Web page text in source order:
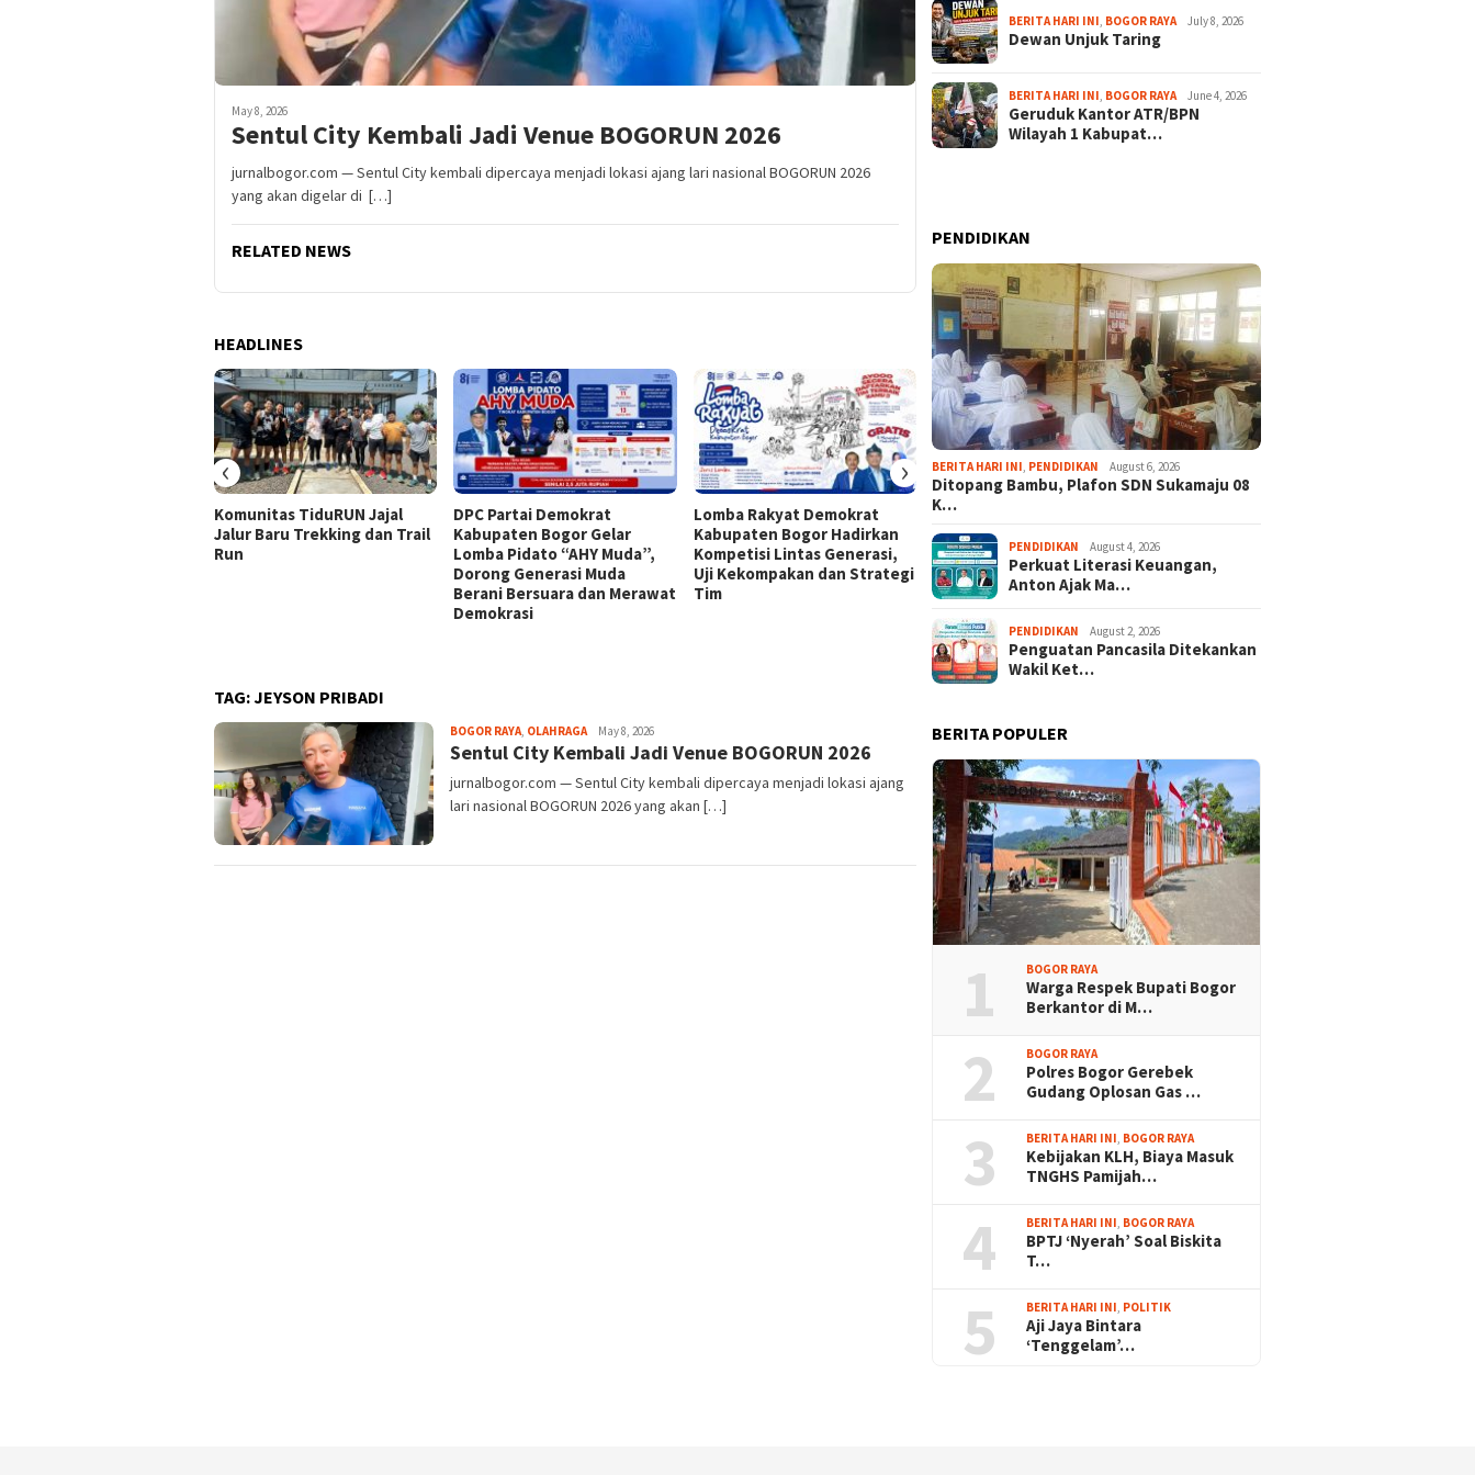
May 8, 2026
Sentul City Kembali Jadi Venue BOGORUN 2026
jurnalbogor.com — Sentul City kembali dipercaya menjadi lokasi ajang lari nasional BOGORUN 2026
yang akan digelar di […]
RELATED NEWS
HEADLINES
Komunitas TiduRUN Jajal
Jalur Baru Trekking dan Trail
Run
DPC Partai Demokrat
Kabupaten Bogor Gelar
Lomba Pidato “AHY Muda”,
Dorong Generasi Muda
Berani Bersuara dan Merawat
Demokrasi
Lomba Rakyat Demokrat
Kabupaten Bogor Hadirkan
Kompetisi Lintas Generasi,
Uji Kekompakan dan Strategi
Tim
Keren! Dua Desa Wisata
Kabupaten Bogor Tembus
Top 15 Jawa Barat
‹ ›
TAG:JEYSON PRIBADI
BOGOR RAYA, OLAHRAGAAga
Alamanda
May 8, 2026
Sentul City Kembali Jadi Venue BOGORUN 2026
jurnalbogor.com — Sentul City kembali dipercaya menjadi lokasi ajang
lari nasional BOGORUN 2026 yang akan […]
BERITA HARI INI BOGOR RAYA July 8, 2026
Dewan Unjuk Taring
BERITA HARI INI BOGOR RAYA June 4, 2026
Geruduk Kantor ATR/BPN
Wilayah 1 Kabupat…
PENDIDIKAN
BERITA HARI INI PENDIDIKAN August 6, 2026
Ditopang Bambu, Plafon SDN Sukamaju 08
K…
PENDIDIKAN August 4, 2026
Perkuat Literasi Keuangan,
Anton Ajak Ma…
PENDIDIKAN August 2, 2026
Penguatan Pancasila Ditekankan
Wakil Ket…
BERITA POPULER
1 BOGOR RAYA
Warga Respek Bupati Bogor
Berkantor di M…
2 BOGOR RAYA
Polres Bogor Gerebek
Gudang Oplosan Gas …
3 BERITA HARI INI, BOGOR RAYA
Kebijakan KLH, Biaya Masuk
TNGHS Pamijah…
4 BERITA HARI INI, BOGOR RAYA
BPTJ ‘Nyerah’ Soal Biskita
T…
5 BERITA HARI INI, POLITIK
Aji Jaya Bintara
‘Tenggelam’…